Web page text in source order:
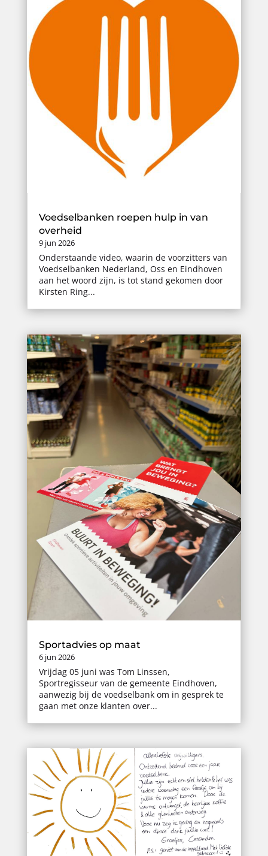
Voedselbanken roepen hulp in van
overheid
9 jun 2026
Onderstaande video, waarin de voorzitters van
Voedselbanken Nederland, Oss en Eindhoven
aan het woord zijn, is tot stand gekomen door
Kirsten Ring...
Sportadvies op maat
6 jun 2026
Vrijdag 05 juni was Tom Linssen,
Sportregisseur van de gemeente Eindhoven,
aanwezig bij de voedselbank om in gesprek te
gaan met onze klanten over...